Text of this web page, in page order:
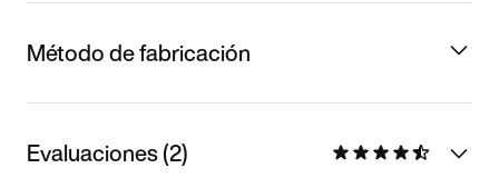
Método de fabricación
Evaluaciones (2)